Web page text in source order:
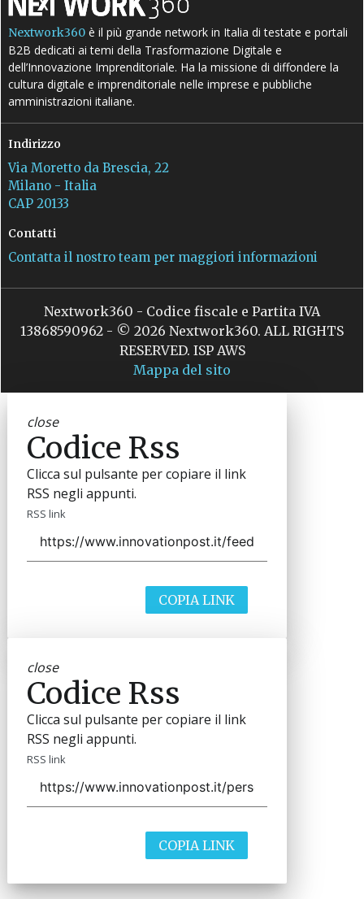
Nextwork360 è il più grande network in Italia di testate e portali
B2B dedicati ai temi della Trasformazione Digitale e
dell’Innovazione Imprenditoriale. Ha la missione di diffondere la
cultura digitale e imprenditoriale nelle imprese e pubbliche
amministrazioni italiane.
Indirizzo
Via Moretto da Brescia, 22
Milano - Italia
CAP 20133
Contatti
Contatta il nostro team per maggiori informazioni
Nextwork360 - Codice fiscale e Partita IVA
13868590962 - © 2026 Nextwork360. ALL RIGHTS
RESERVED. ISP AWS
Mappa del sito
close
Codice Rss
Clicca sul pulsante per copiare il link
RSS negli appunti.
RSS link
COPIA LINK
close
Codice Rss
Clicca sul pulsante per copiare il link
RSS negli appunti.
RSS link
COPIA LINK